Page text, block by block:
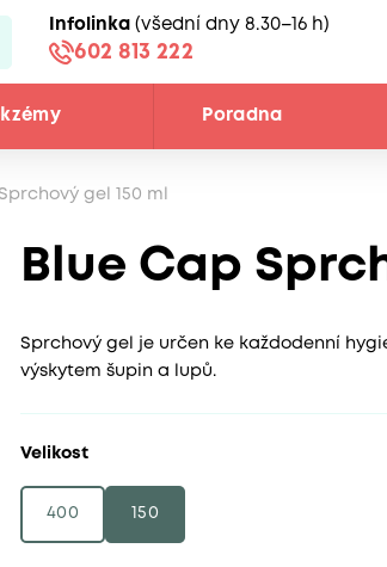
Infolinka (všední dny 8.30–16 h)
602 813 222
Poradna
gel 150 ml
Blue Cap
Sprchový gel je určen ke každodenní
výskytem šupin a lupů.
Velikost
400 150